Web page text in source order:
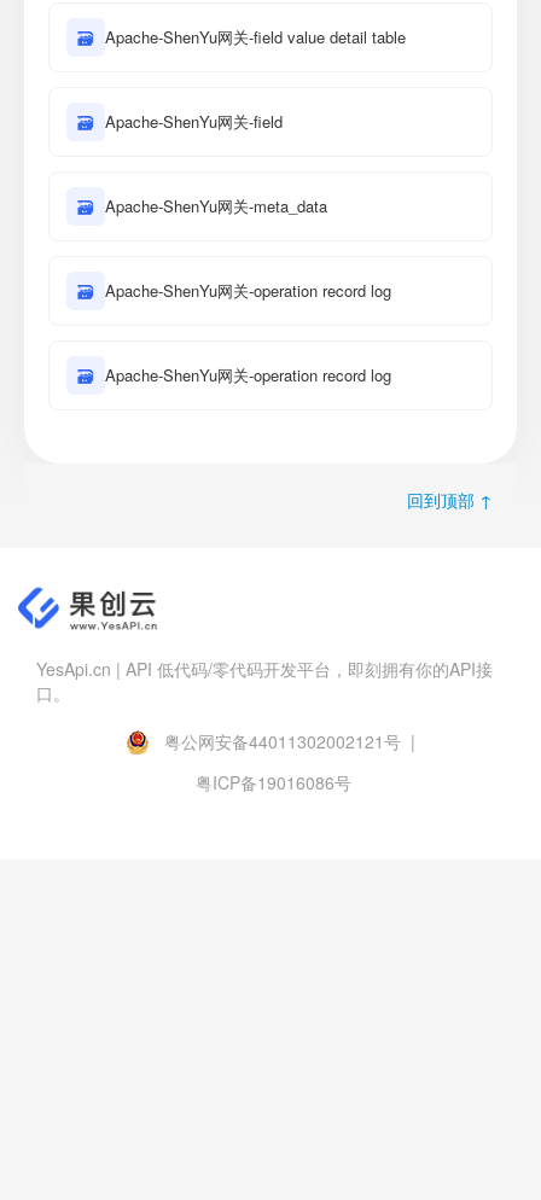
🗃 Apache-ShenYu网关-field value detail table
🗃 Apache-ShenYu网关-field
🗃 Apache-ShenYu网关-meta_data
🗃 Apache-ShenYu网关-operation record log
🗃 Apache-ShenYu网关-operation record log
回到顶部 ↑
YesApi.cn | API 低代码/零代码开发平台，即刻拥有你的API接
口。
粤公网安备44011302002121号 |
粤ICP备19016086号